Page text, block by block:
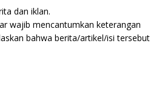
dan iklan.
wajib mencantumkan keterangan
bahwa berita/artikel/isi tersebut